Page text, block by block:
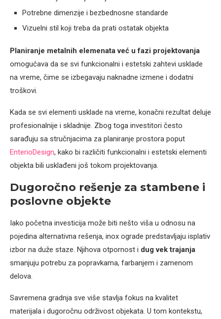
Potrebne dimenzije i bezbednosne standarde
Vizuelni stil koji treba da prati ostatak objekta
Planiranje metalnih elemenata već u fazi projektovanja
omogućava da se svi funkcionalni i estetski zahtevi usklade
na vreme, čime se izbegavaju naknadne izmene i dodatni
troškovi.
Kada se svi elementi usklade na vreme, konačni rezultat deluje
profesionalnije i skladnije. Zbog toga investitori često
sarađuju sa stručnjacima za planiranje prostora poput
EnterioDesign, kako bi različiti funkcionalni i estetski elementi
objekta bili usklađeni još tokom projektovanja.
Dugoročno rešenje za stambene i
poslovne objekte
Iako početna investicija može biti nešto viša u odnosu na
pojedina alternativna rešenja, inox ograde predstavljaju isplativ
izbor na duže staze. Njihova otpornost i dug vek trajanja
smanjuju potrebu za popravkama, farbanjem i zamenom
delova.
Savremena gradnja sve više stavlja fokus na kvalitet
materijala i dugoročnu održivost objekata. U tom kontekstu,